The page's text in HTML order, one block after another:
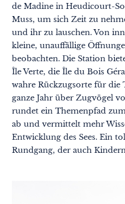
de Madine in Heudicourt-
Muss, um sich Zeit zu
und ihr zu lauschen. Von
kleine, unauffällige
beobachten. Die Station
Île Verte, die Île du Bois
wahre Rückzugsorte für
ganze Jahr über Zugvögel
rundet ein Themenpfad
ab und vermittelt mehr
Entwicklung des Sees. Ein
Rundgang, der auch